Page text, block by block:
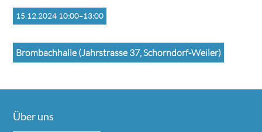
15.12.2024 10:00–13:00
Brombachhalle (Jahrstrasse 37, Schorndorf-Weiler)
Über uns